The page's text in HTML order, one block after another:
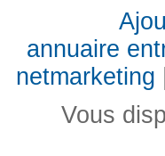
annuaire
netmarketing
Vous